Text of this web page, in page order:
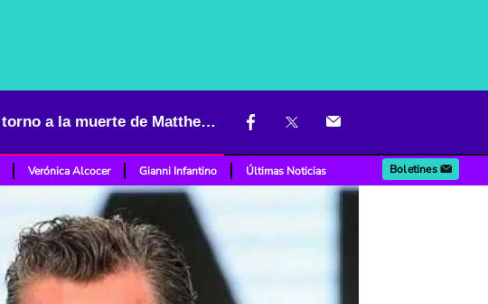
¿Qué es la ketamina? el potente anestésico que gira en torno a la muerte de Matthew Perry
Verónica Alcocer Gianni Infantino Últimas Noticias Boletines